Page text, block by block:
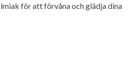
för att förvåna och glädja dina